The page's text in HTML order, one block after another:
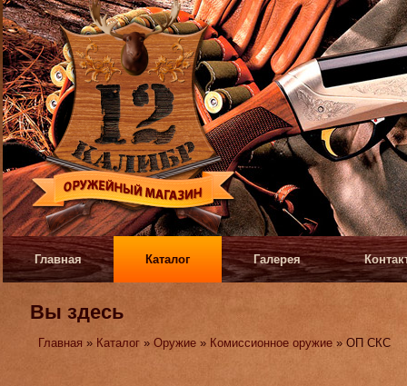
Главная Каталог Галерея
Вы здесь
Главная » Каталог »Оружие » Комиссионное оружие » ОП СКС